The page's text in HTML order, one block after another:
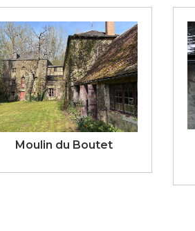
Moulin du Boutet